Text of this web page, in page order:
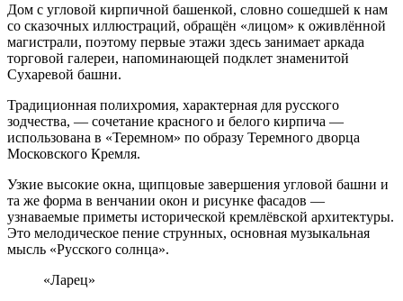
Дом с угловой кирпичной башенкой, словно сошедшей к нам
со сказочных иллюстраций, обращён «лицом» к оживлённой
магистрали, поэтому первые этажи здесь занимает аркада
торговой галереи, напоминающей подклет знаменитой
Сухаревой башни.
Традиционная полихромия, характерная для русского
зодчества, — сочетание красного и белого кирпича —
использована в «Теремном» по образу Теремного дворца
Московского Кремля.
Узкие высокие окна, щипцовые завершения угловой башни и
та же форма в венчании окон и рисунке фасадов —
узнаваемые приметы исторической кремлёвской архитектуры.
Это мелодическое пение струнных, основная музыкальная
мысль «Русского солнца».
«Ларец»